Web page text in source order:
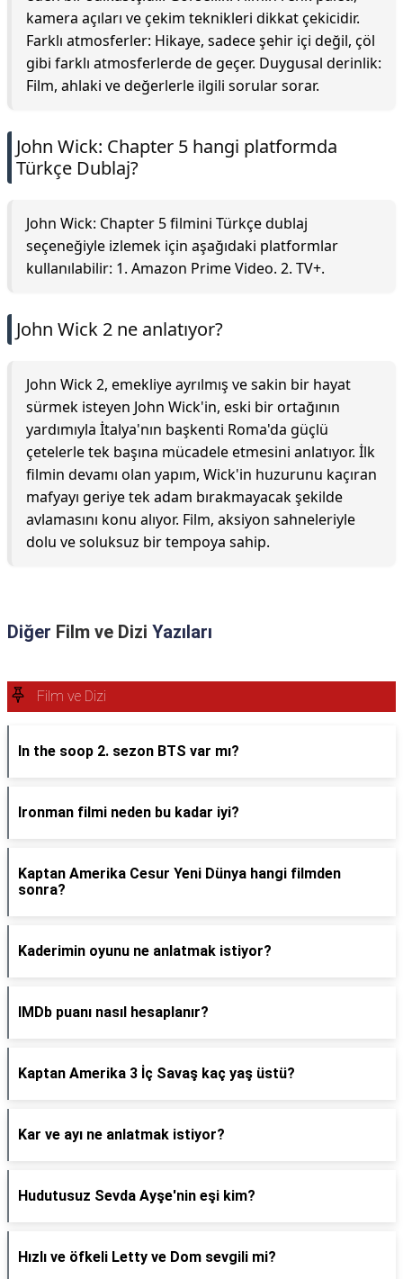
kamera açıları ve çekim teknikleri dikkat çekicidir.
Farklı atmosferler: Hikaye, sadece şehir içi değil, çöl
gibi farklı atmosferlerde de geçer. Duygusal derinlik:
Film, ahlaki ve değerlerle ilgili sorular sorar.
John Wick: Chapter 5 hangi platformda
Türkçe Dublaj?
John Wick: Chapter 5 filmini Türkçe dublaj
seçeneğiyle izlemek için aşağıdaki platformlar
kullanılabilir: 1. Amazon Prime Video. 2. TV+.
John Wick 2 ne anlatıyor?
John Wick 2, emekliye ayrılmış ve sakin bir hayat
sürmek isteyen John Wick'in, eski bir ortağının
yardımıyla İtalya'nın başkenti Roma'da güçlü
çetelerle tek başına mücadele etmesini anlatıyor. İlk
filmin devamı olan yapım, Wick'in huzurunu kaçıran
mafyayı geriye tek adam bırakmayacak şekilde
avlamasını konu alıyor. Film, aksiyon sahneleriyle
dolu ve soluksuz bir tempoya sahip.
Diğer Film ve Dizi Yazıları
Film ve Dizi
In the soop 2. sezon BTS var mı?
Ironman filmi neden bu kadar iyi?
Kaptan Amerika Cesur Yeni Dünya hangi filmden
sonra?
Kaderimin oyunu ne anlatmak istiyor?
IMDb puanı nasıl hesaplanır?
Kaptan Amerika 3 İç Savaş kaç yaş üstü?
Kar ve ayı ne anlatmak istiyor?
Hudutusuz Sevda Ayşe'nin eşi kim?
Hızlı ve öfkeli Letty ve Dom sevgili mi?